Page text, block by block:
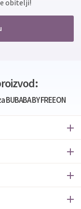
obitelji!
BY FREEON